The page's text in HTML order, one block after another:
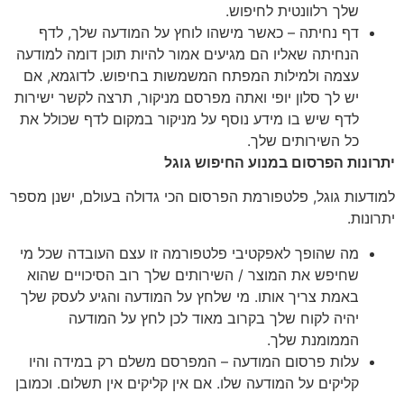
שלך רלוונטית לחיפוש.
דף נחיתה – כאשר מישהו לוחץ על המודעה שלך, לדף
הנחיתה שאליו הם מגיעים אמור להיות תוכן דומה למודעה
עצמה ולמילות המפתח המשמשות בחיפוש. לדוגמא, אם
יש לך סלון יופי ואתה מפרסם מניקור, תרצה לקשר ישירות
לדף שיש בו מידע נוסף על מניקור במקום לדף שכולל את
כל השירותים שלך.
יתרונות הפרסום במנוע החיפוש גוגל
למודעות גוגל, פלטפורמת הפרסום הכי גדולה בעולם, ישנן מספר
יתרונות.
מה שהופך לאפקטיבי פלטפורמה זו עצם העובדה שכל מי
שחיפש את המוצר / השירותים שלך רוב הסיכויים שהוא
באמת צריך אותו. מי שלחץ על המודעה והגיע לעסק שלך
יהיה לקוח שלך בקרוב מאוד לכן לחץ על המודעה
הממומנת שלך.
עלות פרסום המודעה – המפרסם משלם רק במידה והיו
קליקים על המודעה שלו. אם אין קליקים אין תשלום. וכמובן